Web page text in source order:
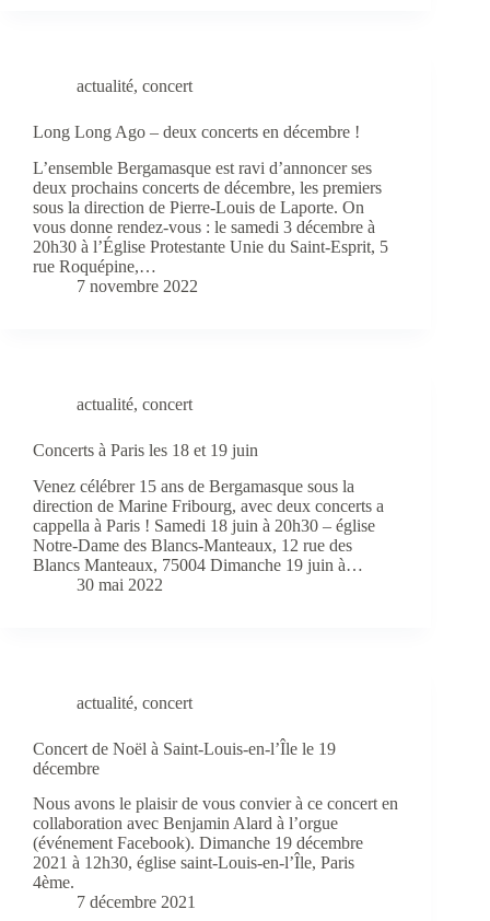
actualité, concert
Long Long Ago – deux concerts en décembre !
L’ensemble Bergamasque est ravi d’annoncer ses
deux prochains concerts de décembre, les premiers
sous la direction de Pierre-Louis de Laporte. On
vous donne rendez-vous : le samedi 3 décembre à
20h30 à l’Église Protestante Unie du Saint-Esprit, 5
rue Roquépine,…
7 novembre 2022
actualité, concert
Concerts à Paris les 18 et 19 juin
Venez célébrer 15 ans de Bergamasque sous la
direction de Marine Fribourg, avec deux concerts a
cappella à Paris ! Samedi 18 juin à 20h30 – église
Notre-Dame des Blancs-Manteaux, 12 rue des
Blancs Manteaux, 75004 Dimanche 19 juin à…
30 mai 2022
actualité, concert
Concert de Noël à Saint-Louis-en-l’Île le 19
décembre
Nous avons le plaisir de vous convier à ce concert en
collaboration avec Benjamin Alard à l’orgue
(événement Facebook). Dimanche 19 décembre
2021 à 12h30, église saint-Louis-en-l’Île, Paris
4ème.
7 décembre 2021